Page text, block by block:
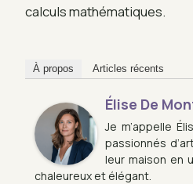
calculs mathématiques.
À propos Articles récents
Élise De
Je m’appelle
passionnés
leur maison en
chaleureux et élégant.